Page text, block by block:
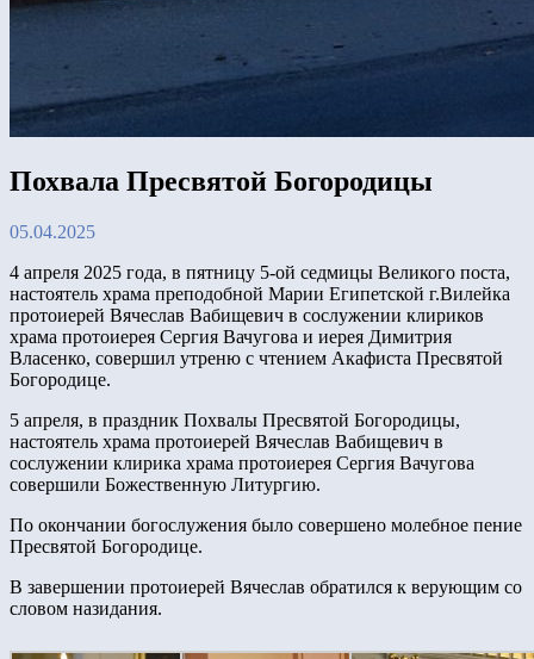
Похвала Пресвятой Богородицы
05.04.2025
4 апреля 2025 года, в пятницу 5-ой седмицы Великого поста,
настоятель храма преподобной Марии Египетской г.Вилейка
протоиерей Вячеслав Вабищевич в сослужении клириков
храма протоиерея Сергия Вачугова и иерея Димитрия
Власенко, совершил утреню с чтением Акафиста Пресвятой
Богородице.
5 апреля, в праздник Похвалы Пресвятой Богородицы,
настоятель храма протоиерей Вячеслав Вабищевич в
сослужении клирика храма протоиерея Сергия Вачугова
совершили Божественную Литургию.
По окончании богослужения было совершено молебное пение
Пресвятой Богородице.
В завершении протоиерей Вячеслав обратился к верующим со
словом назидания.